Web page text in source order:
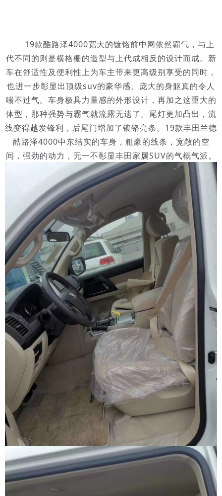
19款酷路泽4000宽大的镀铬前中网依然霸气，与上
代不同的则是横格栅的造型与上代成相反的设计而成。新
车在舒适性及便利性上为车主带来更高级别享受的同时，
也进一步彰显出顶级suv的豪华感。庞大的身躯真的令人
喘不过气。车身极具力量感的外形设计，再加之这重大的
体型，那种强势与霸气就流露无遗了。尾灯更加凸出，流
线变得越发锋利，后尾门增加了镀铬亮条。19款丰田兰德
酷路泽4000中东结实的车身，粗豪的线条，宽敞的空
间，强劲的动力，无一不彰显丰田家属SUV的气概气派。